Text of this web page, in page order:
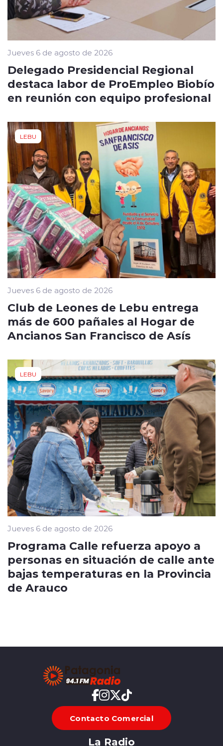
Jueves 6 de agosto de 2026
Delegado Presidencial Regional
destaca labor de ProEmpleo Biobío
en reunión con equipo profesional
LEBU
Jueves 6 de agosto de 2026
Club de Leones de Lebu entrega
más de 600 pañales al Hogar de
Ancianos San Francisco de Asís
LEBU
Jueves 6 de agosto de 2026
Programa Calle refuerza apoyo a
personas en situación de calle ante
bajas temperaturas en la Provincia
de Arauco
Contacto Comercial
La Radio